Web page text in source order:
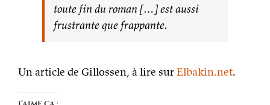
toute fin du roman […] est aussi
frustrante que frappante.
Un article de Gillossen, à lire surElbakin.net.